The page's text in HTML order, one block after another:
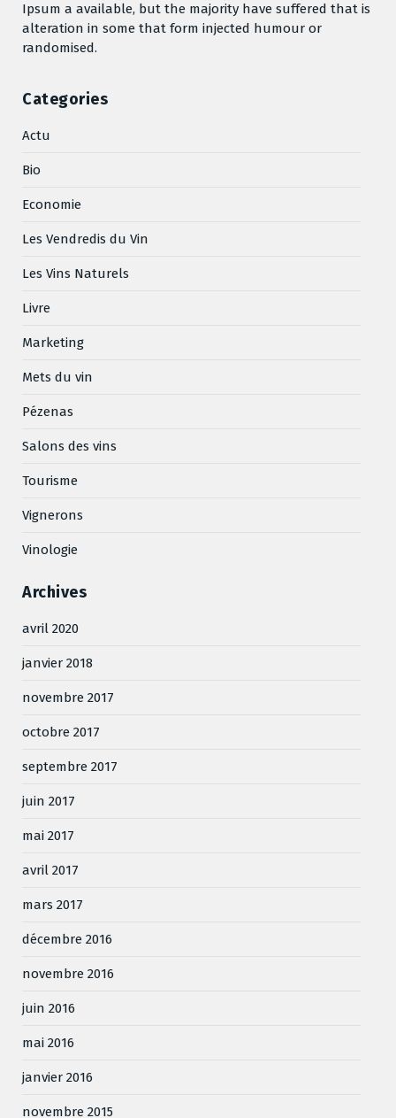
Ipsum a available, but the majority have suffered that is
alteration in some that form injected humour or
randomised.
Categories
Actu
Bio
Economie
Les Vendredis du Vin
Les Vins Naturels
Livre
Marketing
Mets du vin
Pézenas
Salons des vins
Tourisme
Vignerons
Vinologie
Archives
avril 2020
janvier 2018
novembre 2017
octobre 2017
septembre 2017
juin 2017
mai 2017
avril 2017
mars 2017
décembre 2016
novembre 2016
juin 2016
mai 2016
janvier 2016
novembre 2015